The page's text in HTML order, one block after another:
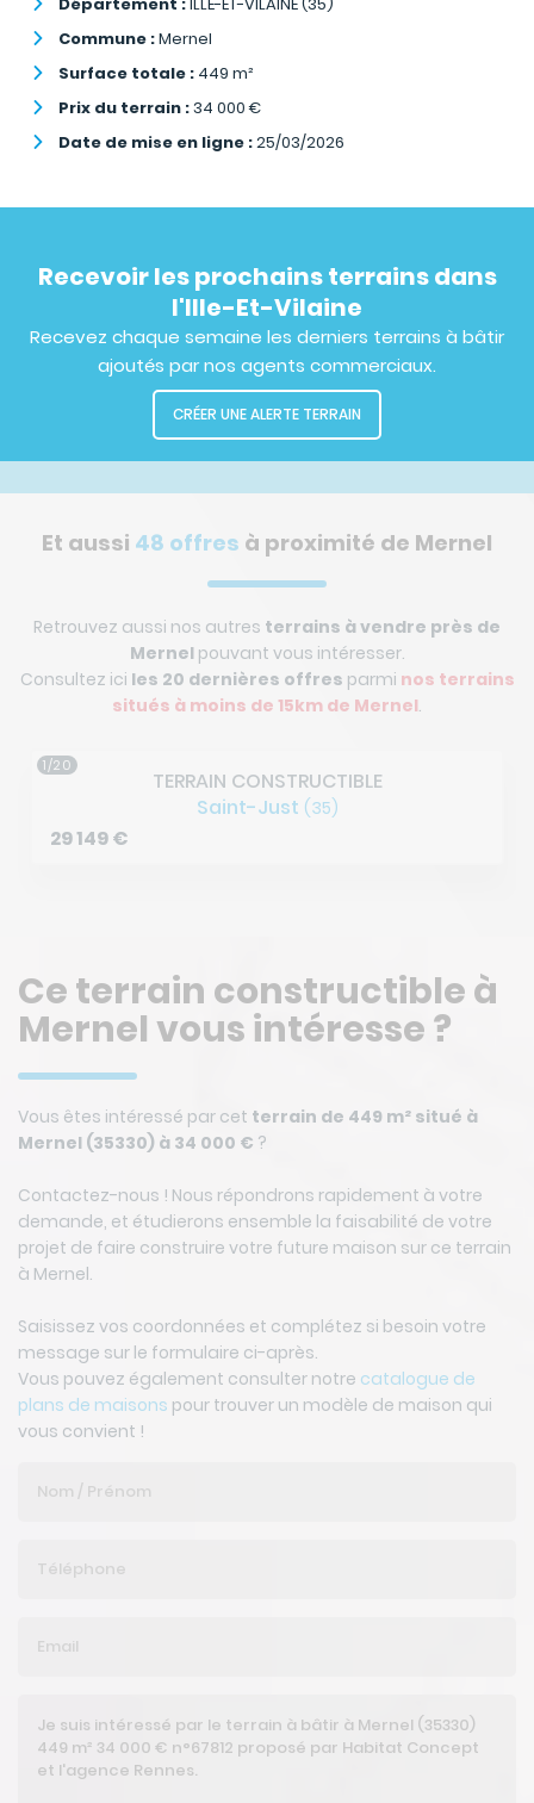
Commune :Mernel
Surface totale : 449 m²
Prix du terrain :34 000 €
Date de mise en ligne :25/03/2026
Recevoir les prochains terrains dans
l'Ille-Et-Vilaine
Recevez chaque semaine les derniers terrains à bâtir
ajoutés par nos agents commerciaux.
CRÉER UNE ALERTE TERRAIN
Et aussi 48 offres à proximité de Mernel
Retrouvez aussi nos autres terrains à vendre près de
Mernelpouvant vous intéresser.
Consultez ici les 20 dernières offres parmi nos terrains
situés à moins de 15km de Mernel.
1/20
TERRAIN CONSTRUCTIBLE
Saint-Just (35)
29 149€
Ce terrain constructible à
Mernel vous intéresse ?
Vous êtes intéressé par cet terrain de 449 m² situé à
Mernel (35330) à 34 000 € ?
Contactez-nous ! Nous répondrons rapidement à votre
demande, et étudierons ensemble la faisabilité de votre
projet de faire construire votre future maison sur ce terrain
à Mernel.
Saisissez vos coordonnées et complétez si besoin votre
message sur le formulaire ci-après.
Vous pouvez également consulter notre catalogue de
plans de maisons pour trouver un modèle de maison qui
vous convient !